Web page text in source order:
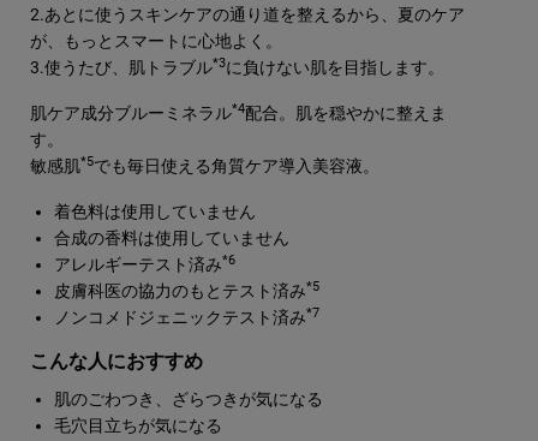
2.あとに使うスキンケアの通り道を整えるから、夏のケア
が、もっとスマートに心地よく。
3.使うたび、肌トラブル*3に負けない肌を目指します。
肌ケア成分ブルーミネラル*4配合。肌を穏やかに整えま
す。
敏感肌*5でも毎日使える角質ケア導入美容液。
着色料は使用していません
合成の香料は使用していません
アレルギーテスト済み*6
皮膚科医の協力のもとテスト済み*5
ノンコメドジェニックテスト済み*7
こんな人におすすめ
肌のごわつき、ざらつきが気になる
毛穴目立ちが気になる